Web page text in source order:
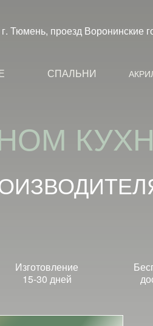
г. Тюмень, проезд Воронинские
СПАЛЬНИ
Изготовление
15-30 дней